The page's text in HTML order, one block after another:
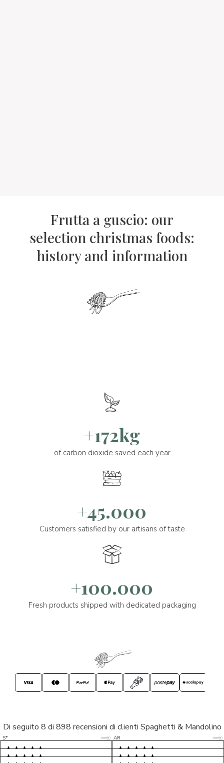
Frutta a guscio: our
selection christmas foods:
history and information
+172kg
of carbon dioxide saved each year
+45.000
Customers satisfied by our artisans of taste
+100.000
Fresh products shipped with dedicated packaging
Di seguito 8 di 898 recensioni di clienti Spaghetti & Mandolino
S* 5/5
LP 5/5
M* 5/5
AR 5/5
D* 5/5
S* 5/5